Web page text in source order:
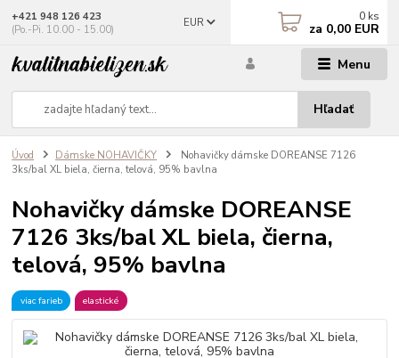
Menu
EUR
Hľadať
+421 948 126 423
(Po.-Pi. 10.00 - 15.00)
0 ks
za 0,00 EUR
Úvod Dámske NOHAVIČKY
Nohavičky dámske DOREANSE 7126
3ks/bal XL biela, čierna, telová, 95% bavlna
Nohavičky dámske DOREANSE
7126 3ks/bal XL biela, čierna,
telová, 95% bavlna
viac farieb elastické